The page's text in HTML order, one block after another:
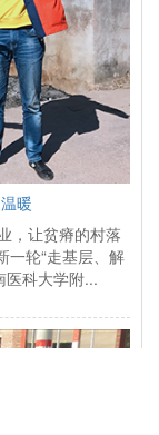
暖
，让贫瘠的村落
一轮“走基层、解
医科大学附...